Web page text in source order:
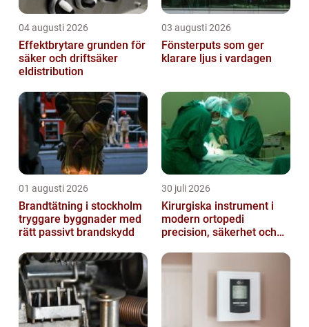
04 augusti 2026
Effektbrytare grunden för
säker och driftsäker
eldistribution
03 augusti 2026
Fönsterputs som ger
klarare ljus i vardagen
01 augusti 2026
Brandtätning i stockholm
tryggare byggnader med
rätt passivt brandskydd
30 juli 2026
Kirurgiska instrument i
modern ortopedi
precision, säkerhet och